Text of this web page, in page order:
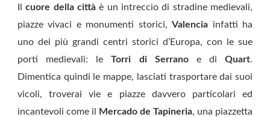
Ilcuore della città è un intreccio di stradine medievali,
piazze vivaci e monumenti storici,Valencia infatti ha
uno dei più grandi centri storici d’Europa, con le sue
porti medievali: leTorri di Serranoe di Quart.
Dimentica quindi le mappe, lasciati trasportare dai suoi
vicoli, troverai vie e piazze davvero particolari ed
incantevoli come il Mercado de Tapineria, una piazzetta